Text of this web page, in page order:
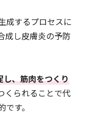
成するプロセスに
成し皮膚炎の予防
し、筋肉をつくり
くられることで代
す。